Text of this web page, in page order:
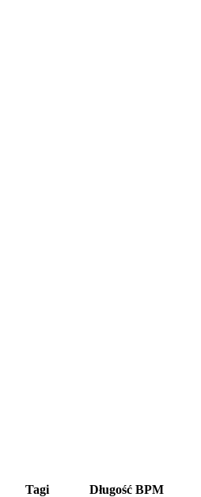
Tagi Długość BPM